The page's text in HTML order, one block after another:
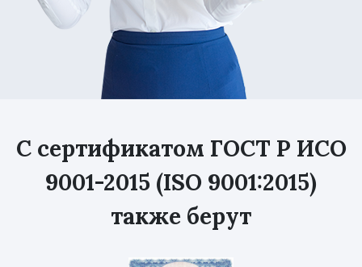
С сертификатом ГОСТ Р ИСО
9001-2015 (ISO 9001:2015)
также берут